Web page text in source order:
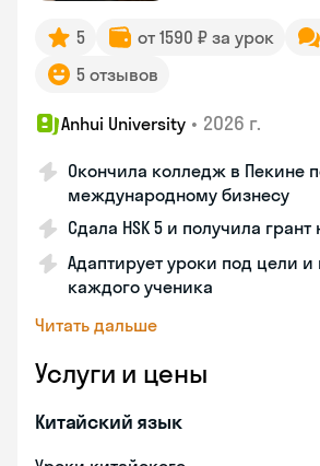
5 от 1590 ₽ за урок
5 отзывов
Anhui University • 2026 г.
Окончила колледж в Пекине
международному бизнесу
Сдала HSK 5 и получила
Адаптирует уроки под цели
каждого ученика
Читать дальше
Услуги и цены
Китайский язык